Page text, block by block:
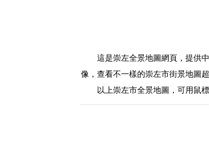
這是崇左全景地圖網頁，提供
像，查看不一樣的崇左市街景地圖超
以上崇左市全景地圖，可用鼠